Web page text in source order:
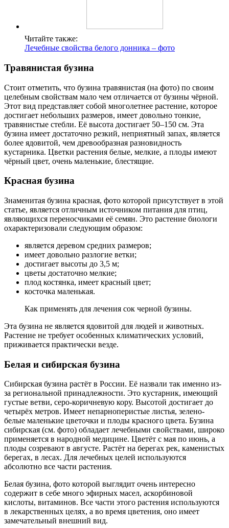
Читайте также:
Лечебные свойства белого донника – фото
Травянистая бузина
Стоит отметить, что бузина травянистая (на фото) по своим
целебным свойствам мало чем отличается от бузины чёрной.
Этот вид представляет собой многолетнее растение, которое
достигает небольших размеров, имеет довольно тонкие,
травянистые стебли. Её высота достигает 50–150 см. Эта
бузина имеет достаточно резкий, неприятный запах, является
более ядовитой, чем древообразная разновидность
кустарника. Цветки растения белые, мелкие, а плоды имеют
чёрный цвет, очень маленькие, блестящие.
Красная бузина
Знаменитая бузина красная, фото которой присутствует в этой
статье, является отличным источником питания для птиц,
являющихся переносчиками её семян. Это растение биологи
охарактеризовали следующим образом:
является деревом средних размеров;
имеет довольно разлогие ветки;
достигает высоты до 3,5 м;
цветы достаточно мелкие;
плод костянка, имеет красный цвет;
косточка маленькая.
Как применять для лечения сок черной бузины.
Эта бузина не является ядовитой для людей и животных.
Растение не требует особенных климатических условий,
приживается практически везде.
Белая и сибирская бузина
Сибирская бузина растёт в России. Её назвали так именно из-
за региональной принадлежности. Это кустарник, имеющий
густые ветви, серо-коричневую кору. Высотой достигает до
четырёх метров. Имеет непарноперистые листья, зелено-
белые маленькие цветочки и плоды красного цвета. Бузина
сибирская (см. фото) обладает лечебными свойствами, широко
применяется в народной медицине. Цветёт с мая по июнь, а
плоды созревают в августе. Растёт на берегах рек, каменистых
берегах, в лесах. Для лечебных целей используются
абсолютно все части растения.
Белая бузина, фото которой выглядит очень интересно
содержит в себе много эфирных масел, аскорбиновой
кислоты, витаминов. Все части этого растения используются
в лекарственных целях, а во время цветения, оно имеет
замечательный внешний вид.